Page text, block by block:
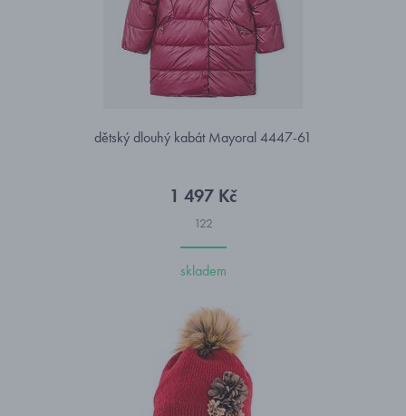
dětský dlouhý kabát Mayoral 4447-61
1 497 Kč
122
skladem